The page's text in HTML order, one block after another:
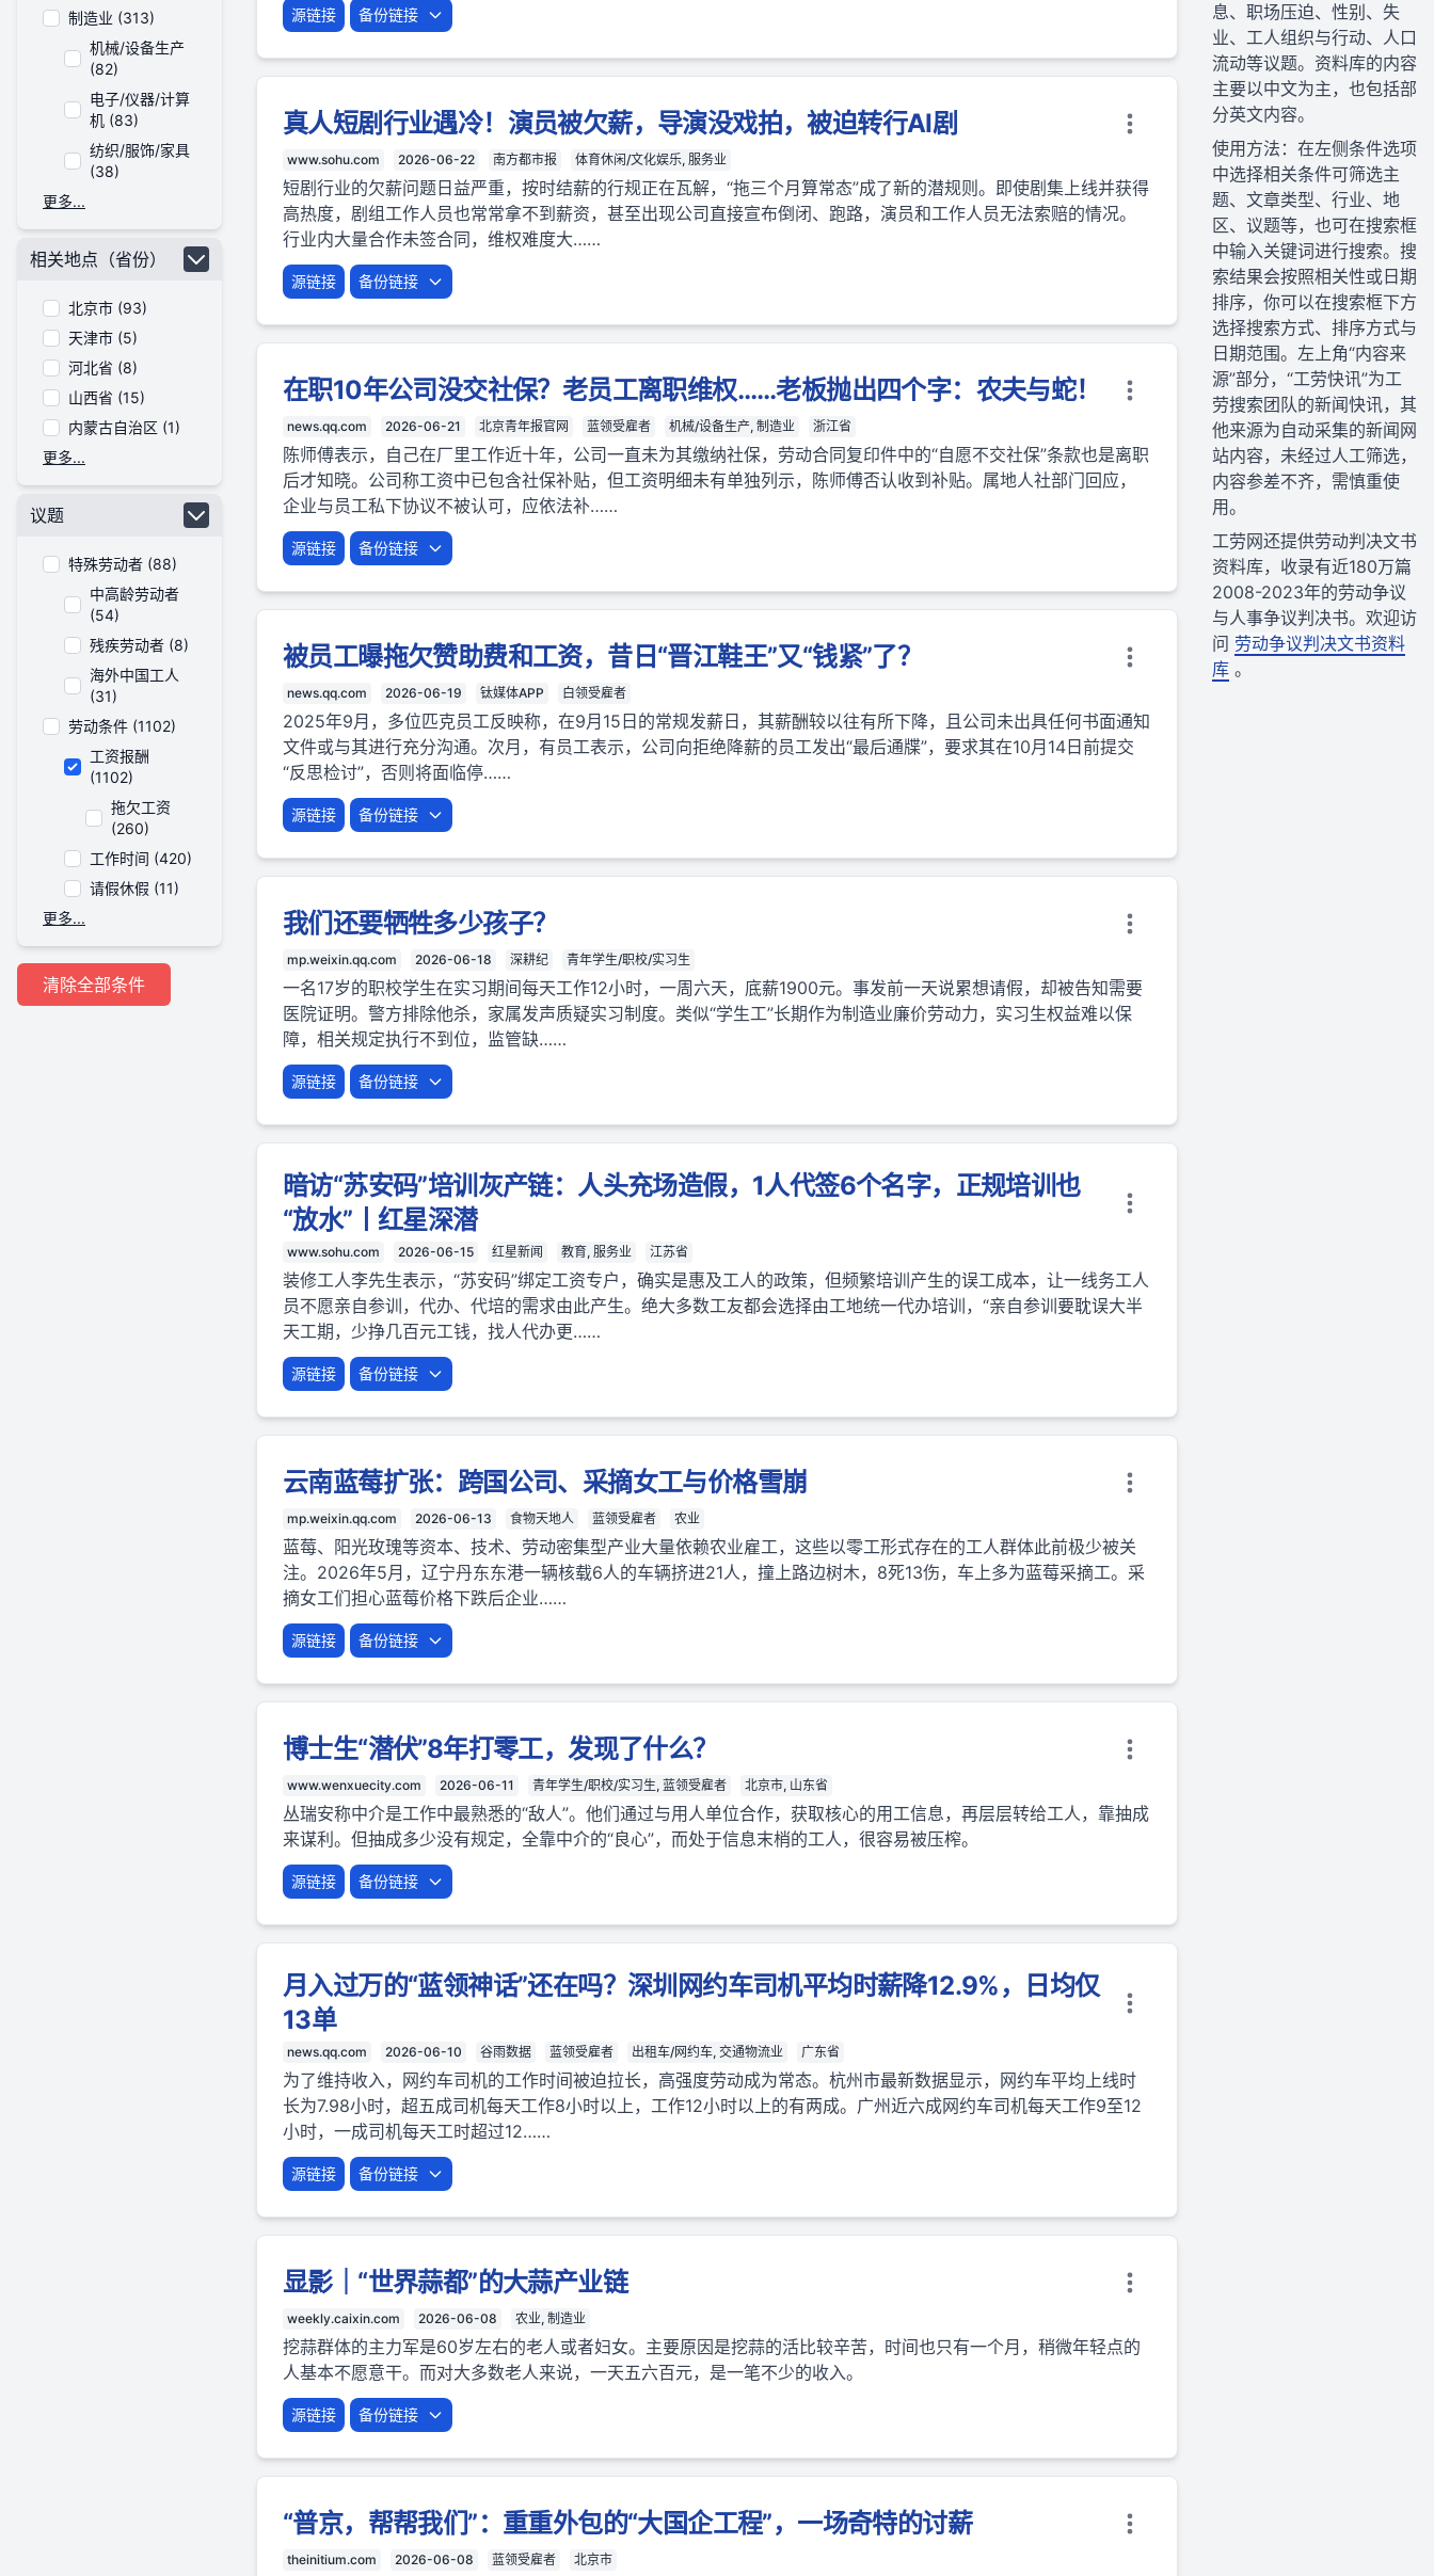
制造业 (313)
机械/设备生产
(82)
电子/仪器/计算
机 (83)
纺织/服饰/家具
(38)
更多...
相关地点（省份）
北京市 (93)
天津市 (5)
河北省 (8)
山西省 (15)
内蒙古自治区 (1)
更多...
议题
特殊劳动者 (88)
中高龄劳动者
(54)
残疾劳动者 (8)
海外中国工人
(31)
劳动条件 (1102)
工资报酬
(1102)
拖欠工资
(260)
工作时间 (420)
请假休假 (11)
更多...
清除全部条件
源链接 备份链接
真人短剧行业遇冷！演员被欠薪，导演没戏拍，被迫转行AI剧
www.sohu.com 2026-06-22 南方都市报 体育休闲/文化娱乐, 服务业
短剧行业的欠薪问题日益严重，按时结薪的行规正在瓦解，“拖三个月算常态”成了新的潜规则。即使剧集上线并获得
高热度，剧组工作人员也常常拿不到薪资，甚至出现公司直接宣布倒闭、跑路，演员和工作人员无法索赔的情况。
行业内大量合作未签合同，维权难度大……
源链接 备份链接
在职10年公司没交社保？老员工离职维权……老板抛出四个字：农夫与蛇！
news.qq.com 2026-06-21 北京青年报官网 蓝领受雇者 机械/设备生产, 制造业 浙江省
陈师傅表示，自己在厂里工作近十年，公司一直未为其缴纳社保，劳动合同复印件中的“自愿不交社保”条款也是离职
后才知晓。公司称工资中已包含社保补贴，但工资明细未有单独列示，陈师傅否认收到补贴。属地人社部门回应，
企业与员工私下协议不被认可，应依法补……
源链接 备份链接
被员工曝拖欠赞助费和工资，昔日“晋江鞋王”又“钱紧”了？
news.qq.com 2026-06-19 钛媒体APP 白领受雇者
2025年9月，多位匹克员工反映称，在9月15日的常规发薪日，其薪酬较以往有所下降，且公司未出具任何书面通知
文件或与其进行充分沟通。次月，有员工表示，公司向拒绝降薪的员工发出“最后通牒”，要求其在10月14日前提交
“反思检讨”，否则将面临停……
源链接 备份链接
我们还要牺牲多少孩子？
mp.weixin.qq.com 2026-06-18 深耕纪 青年学生/职校/实习生
一名17岁的职校学生在实习期间每天工作12小时，一周六天，底薪1900元。事发前一天说累想请假，却被告知需要
医院证明。警方排除他杀，家属发声质疑实习制度。类似“学生工”长期作为制造业廉价劳动力，实习生权益难以保
障，相关规定执行不到位，监管缺……
源链接 备份链接
暗访“苏安码”培训灰产链：人头充场造假，1人代签6个名字，正规培训也
“放水”丨红星深潜
www.sohu.com 2026-06-15 红星新闻 教育, 服务业 江苏省
装修工人李先生表示，“苏安码”绑定工资专户，确实是惠及工人的政策，但频繁培训产生的误工成本，让一线务工人
员不愿亲自参训，代办、代培的需求由此产生。绝大多数工友都会选择由工地统一代办培训，“亲自参训要耽误大半
天工期，少挣几百元工钱，找人代办更……
源链接 备份链接
云南蓝莓扩张：跨国公司、采摘女工与价格雪崩
mp.weixin.qq.com 2026-06-13 食物天地人 蓝领受雇者 农业
蓝莓、阳光玫瑰等资本、技术、劳动密集型产业大量依赖农业雇工，这些以零工形式存在的工人群体此前极少被关
注。2026年5月，辽宁丹东东港一辆核载6人的车辆挤进21人，撞上路边树木，8死13伤，车上多为蓝莓采摘工。采
摘女工们担心蓝莓价格下跌后企业……
源链接 备份链接
博士生“潜伏”8年打零工，发现了什么？
www.wenxuecity.com 2026-06-11 青年学生/职校/实习生, 蓝领受雇者 北京市, 山东省
丛瑞安称中介是工作中最熟悉的“敌人”。他们通过与用人单位合作，获取核心的用工信息，再层层转给工人，靠抽成
来谋利。但抽成多少没有规定，全靠中介的“良心”，而处于信息末梢的工人，很容易被压榨。
源链接 备份链接
月入过万的“蓝领神话”还在吗？深圳网约车司机平均时薪降12.9%，日均仅
13单
news.qq.com 2026-06-10 谷雨数据 蓝领受雇者 出租车/网约车, 交通物流业 广东省
为了维持收入，网约车司机的工作时间被迫拉长，高强度劳动成为常态。杭州市最新数据显示，网约车平均上线时
长为7.98小时，超五成司机每天工作8小时以上，工作12小时以上的有两成。广州近六成网约车司机每天工作9至12
小时，一成司机每天工时超过12……
源链接 备份链接
显影｜“世界蒜都”的大蒜产业链
weekly.caixin.com 2026-06-08 农业, 制造业
挖蒜群体的主力军是60岁左右的老人或者妇女。主要原因是挖蒜的活比较辛苦，时间也只有一个月，稍微年轻点的
人基本不愿意干。而对大多数老人来说，一天五六百元，是一笔不少的收入。
源链接 备份链接
“普京，帮帮我们”：重重外包的“大国企工程”，一场奇特的讨薪
theinitium.com 2026-06-08 蓝领受雇者 北京市
息、职场压迫、性别、失
业、工人组织与行动、人口
流动等议题。资料库的内容
主要以中文为主，也包括部
分英文内容。
使用方法：在左侧条件选项
中选择相关条件可筛选主
题、文章类型、行业、地
区、议题等，也可在搜索框
中输入关键词进行搜索。搜
索结果会按照相关性或日期
排序，你可以在搜索框下方
选择搜索方式、排序方式与
日期范围。左上角“内容来
源”部分，“工劳快讯”为工
劳搜索团队的新闻快讯，其
他来源为自动采集的新闻网
站内容，未经过人工筛选，
内容参差不齐，需慎重使
用。
工劳网还提供劳动判决文书
资料库，收录有近180万篇
2008-2023年的劳动争议
与人事争议判决书。欢迎访
问 劳动争议判决文书资料
库 。